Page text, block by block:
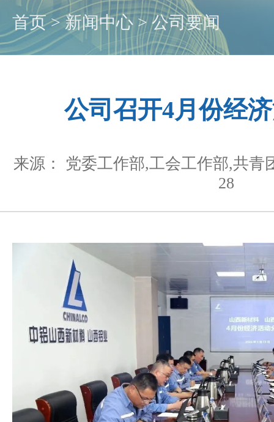
首页>新闻中心 >公司要闻
公司召开4月份经
来源： 党委工作部,工会工作部,共青
28